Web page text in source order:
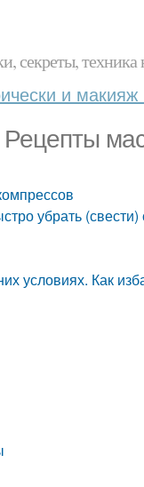
секреты, техника
и
Рецепты
убрать
условиях. Как